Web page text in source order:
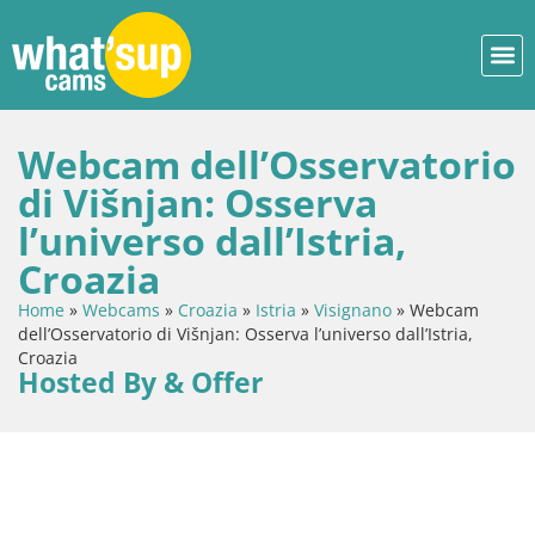
Webcam dell’Osservatorio
di Višnjan: Osserva
l’universo dall’Istria,
Croazia
Home » Webcams » Croazia » Istria » Visignano » Webcam
dell’Osservatorio di Višnjan: Osserva l’universo dall’Istria,
Croazia
Hosted By & Offer